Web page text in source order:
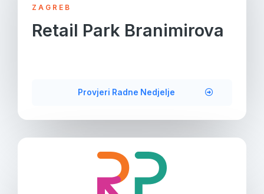
ZAGREB
Retail Park Branimirova
Provjeri Radne Nedjelje